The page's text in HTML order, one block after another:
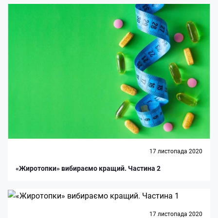
17 листопада 2020
«Жиротопки» вибираємо кращий. Частина 2
17 листопада 2020